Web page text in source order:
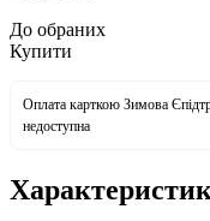
До обраних
Купити
Оплата карткою Зимова
недоступна